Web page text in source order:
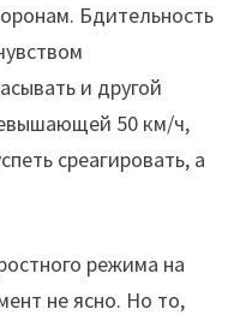
Бдительность
и другой
50 км/ч,
среагировать, а
режима на
не ясно. Но то,